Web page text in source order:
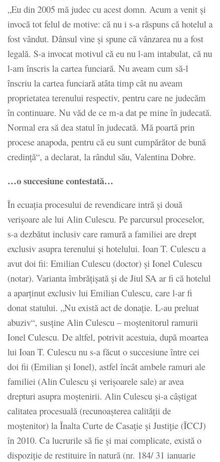
„Eu din 2005 mă judec cu acest domn. Acum a venit și
invocă tot felul de motive: că nu i s-a răspuns că hotelul a
fost vândut. Dânsul vine și spune că vânzarea nu a fost
legală. S-a invocat motivul că eu nu l-am intabulat, că nu
l-am înscris la cartea funciară. Nu aveam cum să-l
înscriu la cartea funciară atâta timp cât nu aveam
proprietatea terenului respectiv, pentru care ne judecăm
în continuare. Nu văd de ce m-a dat pe mine în judecată.
Normal era să dea statul în judecată. Mă poartă prin
procese anapoda, pentru că eu sunt cumpărător de bună
credință“, a declarat, la rândul său, Valentina Dobre.
…o succesiune contestată…
În ecuația procesului de revendicare intră și două
verișoare ale lui Alin Culescu. Pe parcursul proceselor,
s-a dezbătut inclusiv care ramură a familiei are drept
exclusiv asupra terenului și hotelului. Ioan T. Culescu a
avut doi fii: Emilian Culescu (doctor) și Ionel Culescu
(notar). Varianta îmbrățișată și de Jiul SA ar fi că hotelul
a aparținut exclusiv lui Emilian Culescu, care l-ar fi
donat statului. „Nu există act de donație. L-au preluat
abuziv“, susține Alin Culescu – moștenitorul ramurii
Ionel Culescu. De altfel, potrivit acestuia, după moartea
lui Ioan T. Culescu nu s-a făcut o succesiune între cei
doi fii (Emilian și Ionel), astfel încât ambele ramuri ale
familiei (Alin Culescu și verișoarele sale) ar avea
drepturi asupra moștenirii. Alin Culescu și-a câștigat
calitatea procesuală (recunoașterea calității de
moștenitor) la Înalta Curte de Casație și Justiție (ÎCCJ)
în 2010. Ca lucrurile să fie și mai complicate, există o
dispoziție de restituire în natură (nr. 184/ 31 ianuarie